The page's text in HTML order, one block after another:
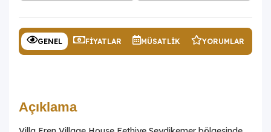
GENEL FIYATLAR MÜSATLIK YORUMLAR
Açıklama